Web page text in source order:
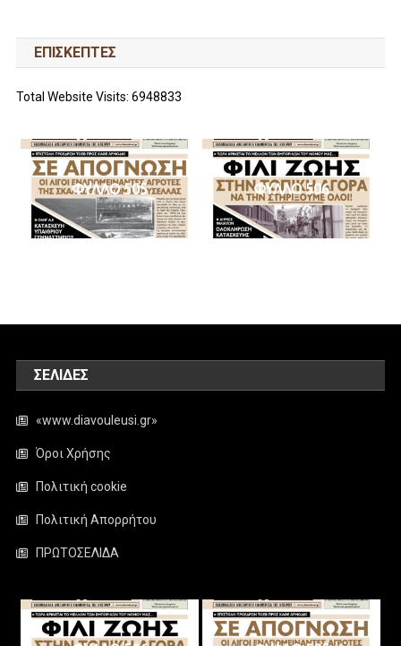
ΕΠΙΣΚΕΠΤΕΣ
Total Website Visits: 6948833
ΦΥΛΛΟ 505 ΦΥΛΛΟ 506
ΣΕΛΊΔΕΣ
«www.diavouleusi.gr»
Όροι Χρήσης
Πολιτική cookie
Πολιτική Απορρήτου
ΠΡΩΤΟΣΕΛΙΔΑ